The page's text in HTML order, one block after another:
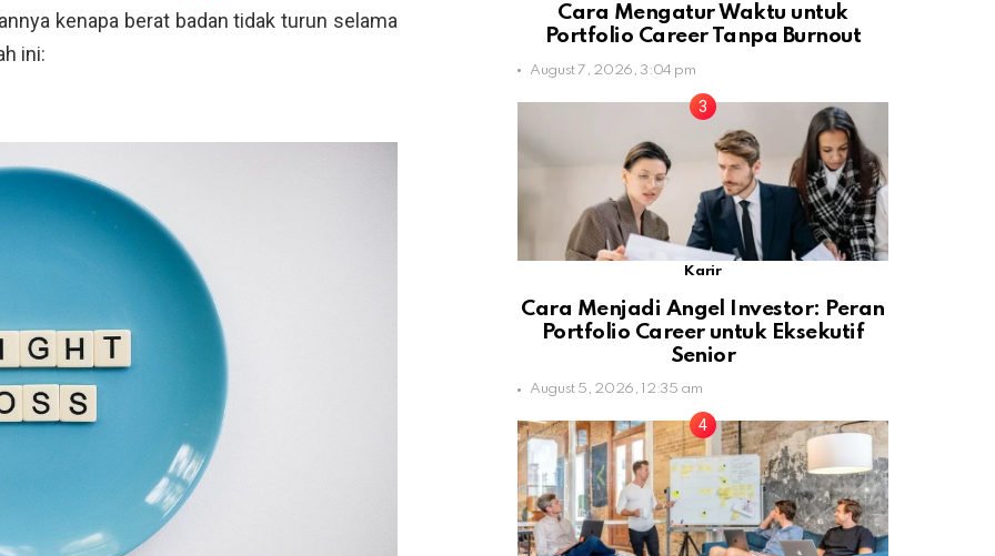
kenapa berat badan tidak turun selama
ini:
Cara Mengatur Waktu untuk
Portfolio Career Tanpa Burnout
August 7, 2026, 3:04 pm
Karir
Cara Menjadi Angel Investor: Peran
Portfolio Career untuk Eksekutif
Senior
August 5, 2026, 12:35 am